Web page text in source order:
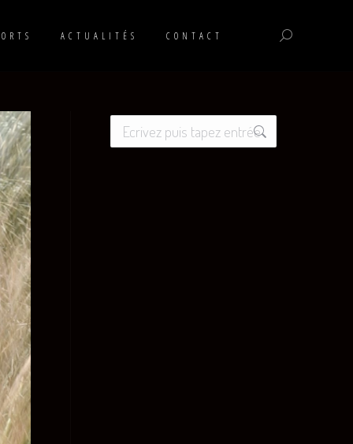
ACTUALITÉS CONTACT
Recherche
Recherche
: